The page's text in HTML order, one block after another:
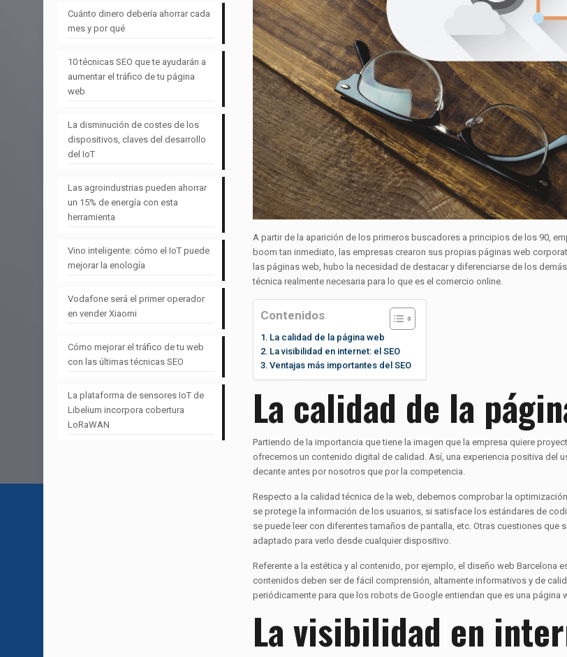
A partir de la aparición de los primeros buscadores a principios de los 90,
boom tan inmediato, las empresas crearon sus propias páginas web
las páginas web, hubo la necesidad de destacar y diferenciarse de los
técnica realmente necesaria para lo que es el comercio online.
Contenidos
La calidad de la página web
La visibilidad en internet: el SEO
Ventajas más importantes del SEO
La calidad de la
Partiendo de la importancia que tiene la imagen que la empresa quiere
ofrecemos un contenido digital de calidad. Así, una experiencia positiva del
decante antes por nosotros que por la competencia.
Respecto a la calidad técnica de la web, debemos comprobar la
se protege la información de los usuarios, si satisface los estándares de
se puede leer con diferentes tamaños de pantalla, etc. Otras cuestiones que
adaptado para verlo desde cualquier dispositivo.
Referente a la estética y al contenido, por ejemplo, el diseño web Barcelona
contenidos deben ser de fácil comprensión, altamente informativos y de
periódicamente para que los robots de Google entiendan que es una página
La visibilidad en
Cuánto dinero debería ahorrar cada
mes y por qué
10 técnicas SEO que te ayudarán a
aumentar el tráfico de tu página
web
La disminución de costes de los
dispositivos, claves del desarrollo
del IoT
Las agroindustrias pueden ahorrar
un 15% de energía con esta
herramienta
Vino inteligente: cómo el IoT puede
mejorar la enología
Vodafone será el primer operador
en vender Xiaomi
Cómo mejorar el tráfico de tu web
con las últimas técnicas SEO
La plataforma de sensores IoT de
Libelium incorpora cobertura
LoRaWAN